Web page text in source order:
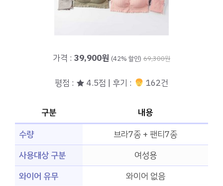
가격 : 39,900원 (42% 할인) 69,300원
평점 : ★ 4.5점 | 후기 : 162건
구분
내용
수량
브라7종 + 팬티7종
사용대상 구분
여성용
와이어 유무
와이어 없음